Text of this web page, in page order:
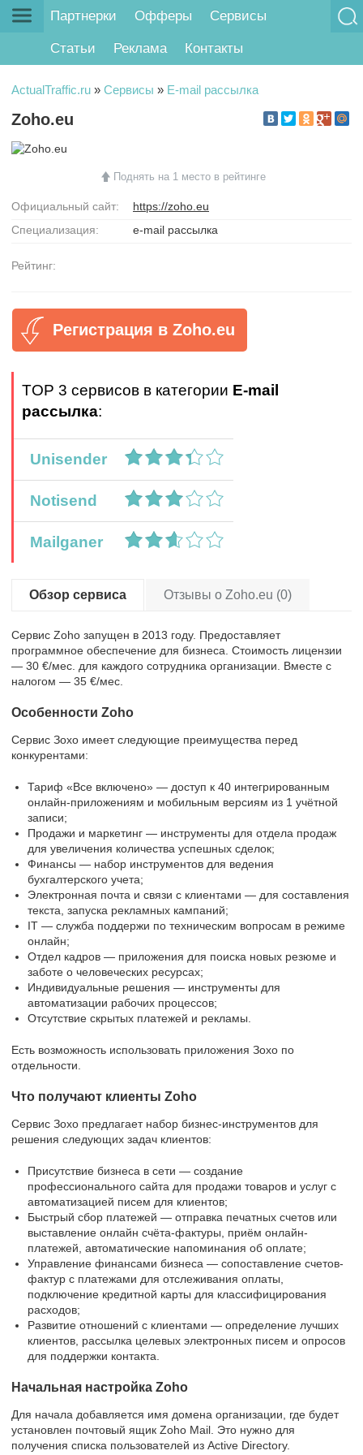
Партнерки Офферы Сервисы
Статьи Реклама Контакты
ActualTraffic.ru » Сервисы » E-mail рассылка
Zoho.eu
Поднять на 1 место в рейтинге
Официальный сайт:
https://zoho.eu
Специализация:
e-mail рассылка
Рейтинг:
Регистрация в Zoho.eu
TOP 3 сервисов в категории E-mail
рассылка:
Unisender
Notisend
Mailganer
Обзор сервиса Отзывы о Zoho.eu (0)
Сервис Zoho запущен в 2013 году. Предоставляет
программное обеспечение для бизнеса. Стоимость лицензии
— 30 €/мес. для каждого сотрудника организации. Вместе с
налогом — 35 €/мес.
Особенности Zoho
Сервис Зохо имеет следующие преимущества перед
конкурентами:
Тариф «Все включено» — доступ к 40 интегрированным
онлайн-приложениям и мобильным версиям из 1 учётной
записи;
Продажи и маркетинг — инструменты для отдела продаж
для увеличения количества успешных сделок;
Финансы — набор инструментов для ведения
бухгалтерского учета;
Электронная почта и связи с клиентами — для составления
текста, запуска рекламных кампаний;
IT — служба поддержи по техническим вопросам в режиме
онлайн;
Отдел кадров — приложения для поиска новых резюме и
заботе о человеческих ресурсах;
Индивидуальные решения — инструменты для
автоматизации рабочих процессов;
Отсутствие скрытых платежей и рекламы.
Есть возможность использовать приложения Зохо по
отдельности.
Что получают клиенты Zoho
Сервис Зохо предлагает набор бизнес-инструментов для
решения следующих задач клиентов:
Присутствие бизнеса в сети — создание
профессионального сайта для продажи товаров и услуг с
автоматизацией писем для клиентов;
Быстрый сбор платежей — отправка печатных счетов или
выставление онлайн счёта-фактуры, приём онлайн-
платежей, автоматические напоминания об оплате;
Управление финансами бизнеса — сопоставление счетов-
фактур с платежами для отслеживания оплаты,
подключение кредитной карты для классифицирования
расходов;
Развитие отношений с клиентами — определение лучших
клиентов, рассылка целевых электронных писем и опросов
для поддержки контакта.
Начальная настройка Zoho
Для начала добавляется имя домена организации, где будет
установлен почтовый ящик Zoho Mail. Это нужно для
получения списка пользователей из Active Directory.